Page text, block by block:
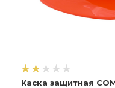
Каска защитная